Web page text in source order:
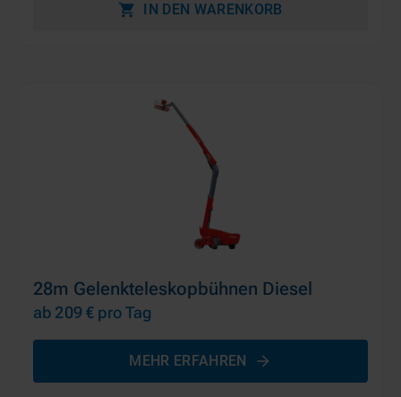
IN DEN WARENKORB
28m Gelenkteleskopbühnen Diesel
ab 209 € pro Tag
MEHR ERFAHREN